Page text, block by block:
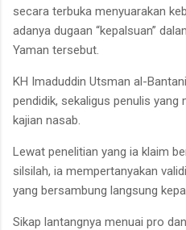
secara terbuka menyuarakan
adanya dugaan “kepalsuan”
Yaman tersebut.
KH Imaduddin Utsman al-
pendidik, sekaligus penulis
kajian nasab.
Lewat penelitian yang ia klaim
silsilah, ia mempertanyakan
yang bersambung langsung
Sikap lantangnya menuai pro